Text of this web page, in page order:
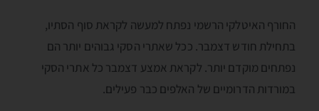
החורף האיטלקי הרשמי נפתח למעשה לקראת סוף הסתיו,
בתחילת חודש דצמבר. ככל שאתרי הסקי גבוהים יותר הם
נפתחים מוקדם יותר. לקראת אמצע דצמבר כל אתרי הסקי
במורדות הדרומיים של האלפים כבר פעילים.